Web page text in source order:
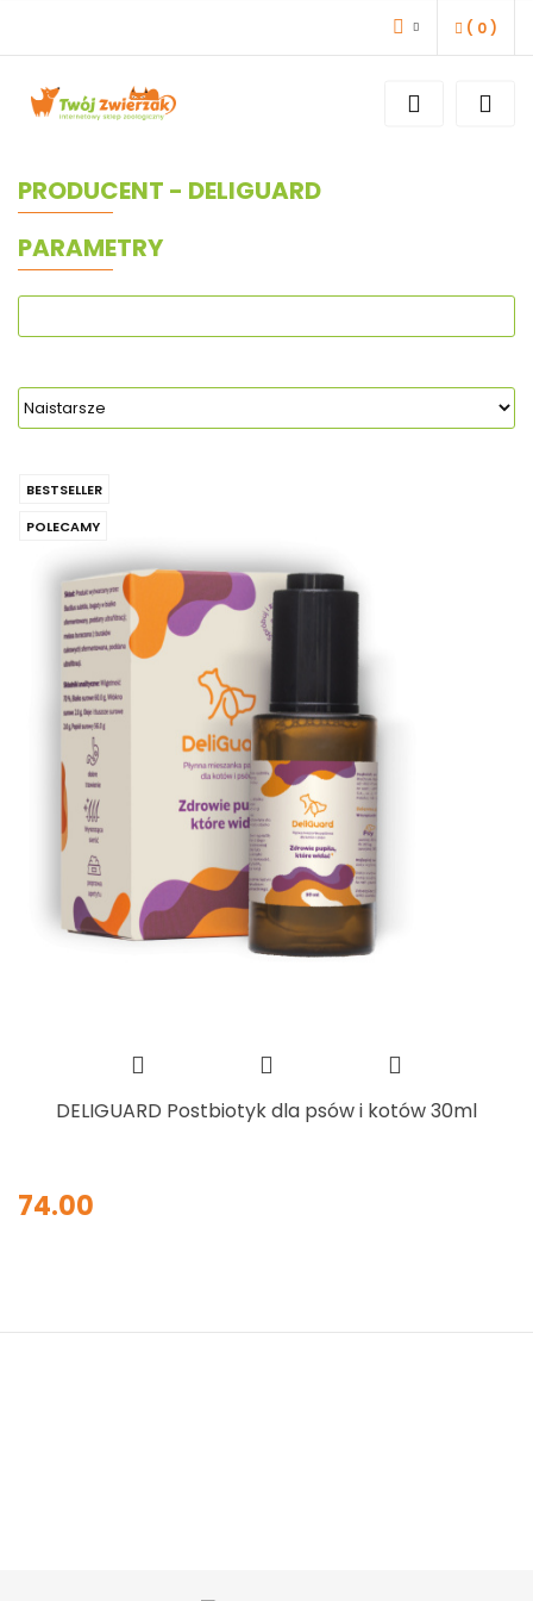
( 0 )
PRODUCENT - DELIGUARD
PARAMETRY
BESTSELLER
POLECAMY
DELIGUARD Postbiotyk dla psów i kotów 30ml
74.00